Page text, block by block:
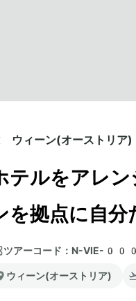
ウィーン(オーストリア)
テルをアレ
を拠点に自分
ツアーコード： N-VIE-
ウィーン(オーストリア)